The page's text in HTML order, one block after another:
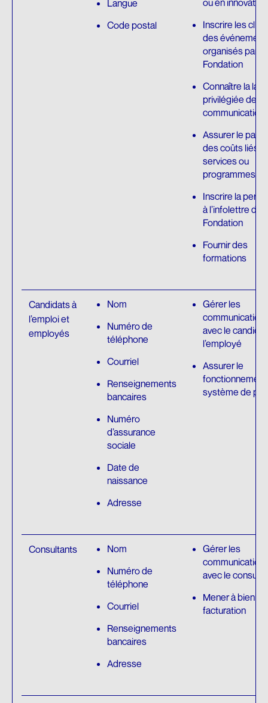
Langue
Code postal
ou en
Inscrire les
des
organisés par la
Fondation
Connaître la
privilégiée de
communication
Assurer le
des coûts liés
services ou
programmes
Inscrire la
à l’infolettre de
Fondation
Fournir des
formations
Candidats à
l’emploi et
employés
Nom
Numéro de
téléphone
Courriel
Renseignements
bancaires
Numéro
d’assurance
sociale
Date de
naissance
Adresse
Gérer les
avec le
l’employé
Assurer le
système de
Consultants
Nom
Numéro de
téléphone
Courriel
Renseignements
bancaires
Adresse
Gérer les
avec le
Mener à bien la
facturation